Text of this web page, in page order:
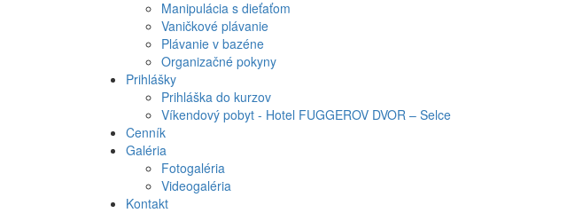
Manipulácia s dieťaťom
Vaničkové plávanie
Plávanie v bazéne
Organizačné pokyny
Prihlášky
Prihláška do kurzov
Víkendový pobyt - Hotel FUGGEROV DVOR – Selce
Cenník
Galéria
Fotogaléria
Videogaléria
Kontakt